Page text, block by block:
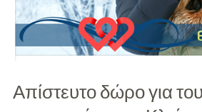
Απίστευτο δώρο για